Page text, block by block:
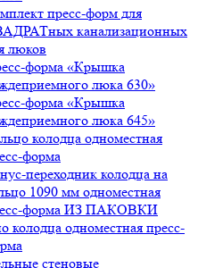
пресс-форм для
канализационных
люков
форма «Крышка
люка 630»
форма «Крышка
люка 645»
колодца одноместная
форма
переходник колодца на
1090 мм одноместная
форма ИЗ ПАКОВКИ
колодца одноместная пресс-
стеновые